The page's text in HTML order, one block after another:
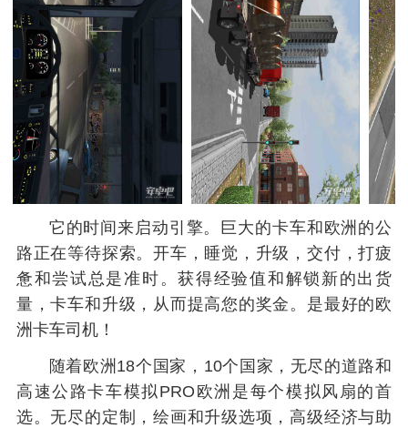
它的时间来启动引擎。巨大的卡车和欧洲的公
路正在等待探索。开车，睡觉，升级，交付，打疲
惫和尝试总是准时。获得经验值和解锁新的出货
量，卡车和升级，从而提高您的奖金。是最好的欧
洲卡车司机！
随着欧洲18个国家，10个国家，无尽的道路和
高速公路卡车模拟PRO欧洲是每个模拟风扇的首
选。无尽的定制，绘画和升级选项，高级经济与助